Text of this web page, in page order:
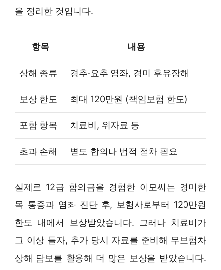
을 정리한 것입니다.
항목 내용
상해 종류 경추·요추 염좌, 경미 후유장해
보상 한도 최대 120만원 (책임보험 한도)
포함 항목 치료비, 위자료 등
초과 손해 별도 합의나 법적 절차 필요
실제로 12급 합의금을 경험한 이모씨는 경미한
목 통증과 염좌 진단 후, 보험사로부터 120만원
한도 내에서 보상받았습니다. 그러나 치료비가
그 이상 들자, 추가 당시 자료를 준비해 무보험차
상해 담보를 활용해 더 많은 보상을 받았습니다.